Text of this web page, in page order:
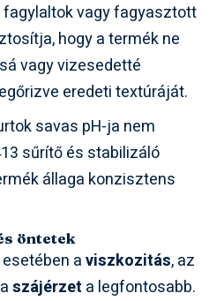
vagy fagyasztott
hogy a termék ne
vagy vizesedetté
eredeti textúráját.
savas pH-ja nem
sűrítő és stabilizáló
állaga konzisztens
öntetek
aviszkozitás, az
szájérzet a legfontosabb.